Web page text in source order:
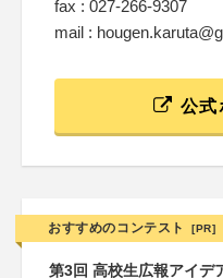
fax : 027-266-9307
mail :
公式
おすすめのコンテスト [PR]
第3回 高校生広報アイデ